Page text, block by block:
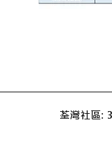
荃灣社區: